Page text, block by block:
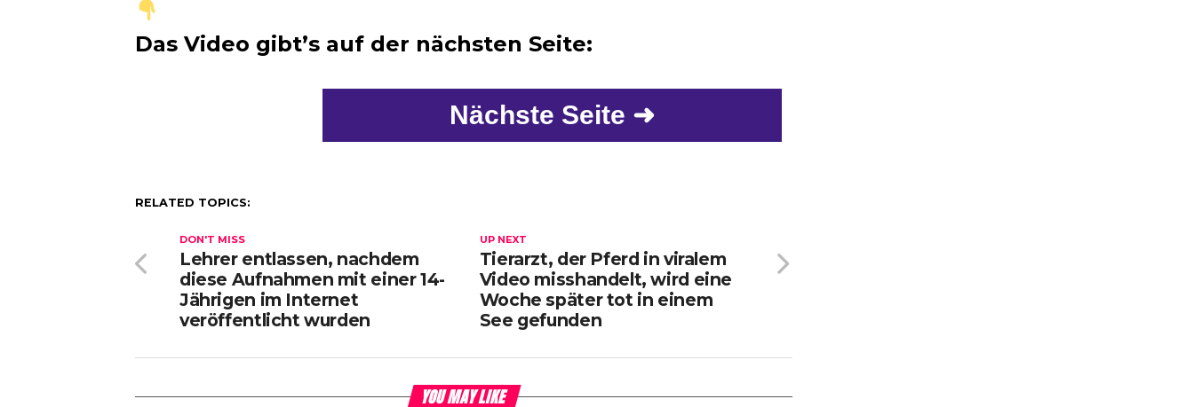
Das Video gibt’s auf der nächsten Seite:
Nächste Seite ➜
RELATED TOPICS:
UP NEXT
Tierarzt, der Pferd in viralem
Video misshandelt, wird eine
Woche später tot in einem
See gefunden
DON'T MISS
Lehrer entlassen, nachdem
diese Aufnahmen mit einer 14-
Jährigen im Internet
veröffentlicht wurden
YOU MAY LIKE